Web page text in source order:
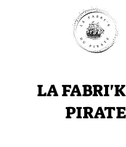
LA
PIRATE